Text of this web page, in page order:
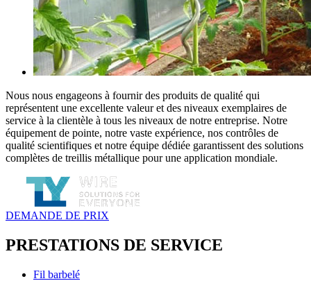
Nous nous engageons à fournir des produits de qualité qui
représentent une excellente valeur et des niveaux exemplaires de
service à la clientèle à tous les niveaux de notre entreprise. Notre
équipement de pointe, notre vaste expérience, nos contrôles de
qualité scientifiques et notre équipe dédiée garantissent des solutions
complètes de treillis métallique pour une application mondiale.
DEMANDE DE PRIX
PRESTATIONS DE SERVICE
Fil barbelé